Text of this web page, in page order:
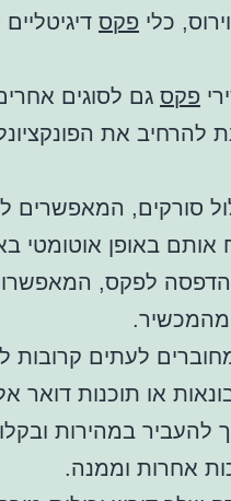
כלי פקס
פקס גם לסוגים
להרחיב את
סורקים, המאפשרים
אותם באופן אוטומטי
הדפסה לפקס,
מהמכשיר.
לעתים קרובות
או תוכנות דואר
במהירות
אחרות וממנה.